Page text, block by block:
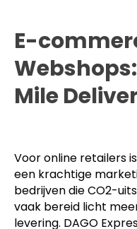
E-
Mile
Voor online retailers
een krachtige
bedrijven die CO2-
vaak bereid licht
levering. DAGO